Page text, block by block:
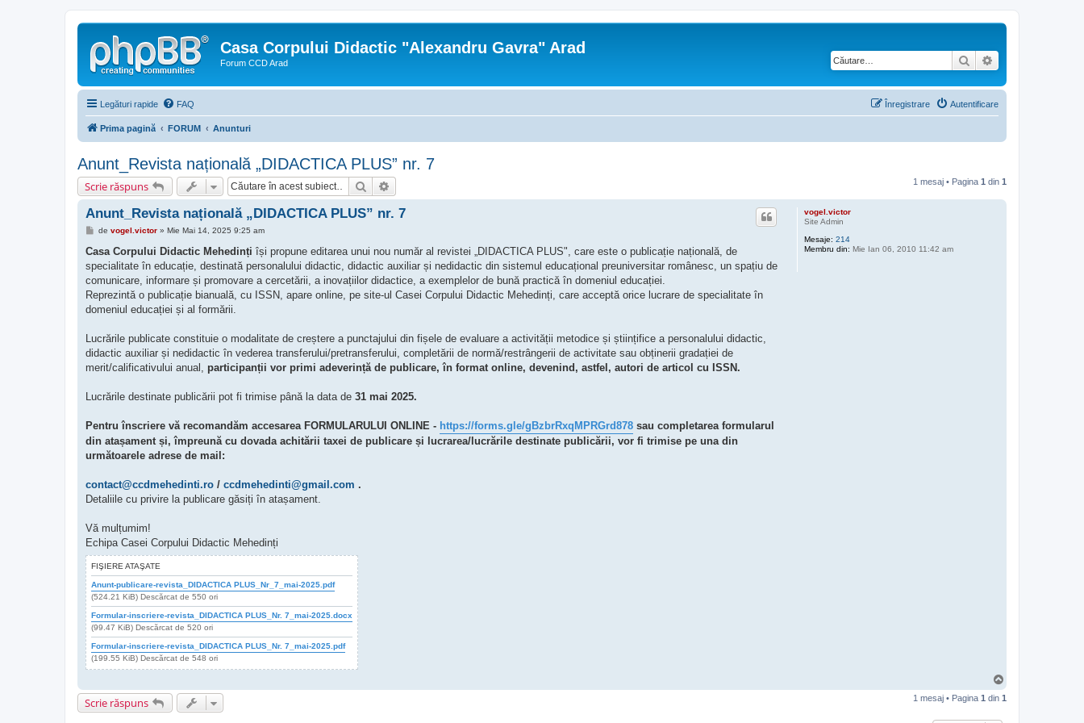
Casa Corpului Didactic "Alexandru Gavra" Arad
Forum CCD Arad Căutare
Legături rapide FAQ Autentificare
Înregistrare
Prima pagină FORUM Anunturi
Anunt_Revista națională „DIDACTICA PLUS” nr. 7
Scrie răspuns Căutare 1 mesaj • Pagina 1 din 1
vogel.victor
Site Admin
Mesaje: 214
Membru din: Mie Ian 06, 2010 11:42 am
Anunt_Revista națională „DIDACTICA PLUS” nr. 7
M
s
j
de vogel.victor» Mie Mai 14, 2025 9:25 am
Casa Corpului Didactic Mehedinți își propune editarea unui nou număr al revistei „DIDACTICA PLUS", care este o publicație națională, de
specialitate în educație, destinată personalului didactic, didactic auxiliar și nedidactic din sistemul educațional preuniversitar românesc, un spațiu de
comunicare, informare și promovare a cercetării, a inovațiilor didactice, a exemplelor de bună practică în domeniul educației.
Reprezintă o publicație bianuală, cu ISSN, apare online, pe site-ul Casei Corpului Didactic Mehedinți, care acceptă orice lucrare de specialitate în
domeniul educației și al formării.
Lucrările publicate constituie o modalitate de creștere a punctajului din fișele de evaluare a activității metodice și științifice a personalului didactic,
didactic auxiliar și nedidactic în vederea transferului/pretransferului, completării de normă/restrângerii de activitate sau obținerii gradației de
merit/calificativului anual, participanții vor primi adeverință de publicare, în format online, devenind, astfel, autori de articol cu ISSN.
Lucrările destinate publicării pot fi trimise până la data de 31 mai 2025.
Pentru înscriere vă recomandăm accesarea FORMULARULUI ONLINE - https://forms.gle/gBzbrRxqMPRGrd878 sau completarea formularul
din atașament și, împreună cu dovada achitării taxei de publicare și lucrarea/lucrările destinate publicării, vor fi trimise pe una din
următoarele adrese de mail:
contact@ccdmehedinti.ro / ccdmehedinti@gmail.com .
Detaliile cu privire la publicare găsiți în atașament.
Vă mulțumim!
Echipa Casei Corpului Didactic Mehedinți
FIŞIERE ATAŞATE
Anunt-publicare-revista_DIDACTICA PLUS_Nr_7_mai-2025.pdf
(524.21 KiB) Descărcat de 550 ori
Formular-inscriere-revista_DIDACTICA PLUS_Nr. 7_mai-2025.docx
(99.47 KiB) Descărcat de 520 ori
Formular-inscriere-revista_DIDACTICA PLUS_Nr. 7_mai-2025.pdf
(199.55 KiB) Descărcat de 548 ori
s
Scrie răspuns 1 mesaj • Pagina 1 din 1